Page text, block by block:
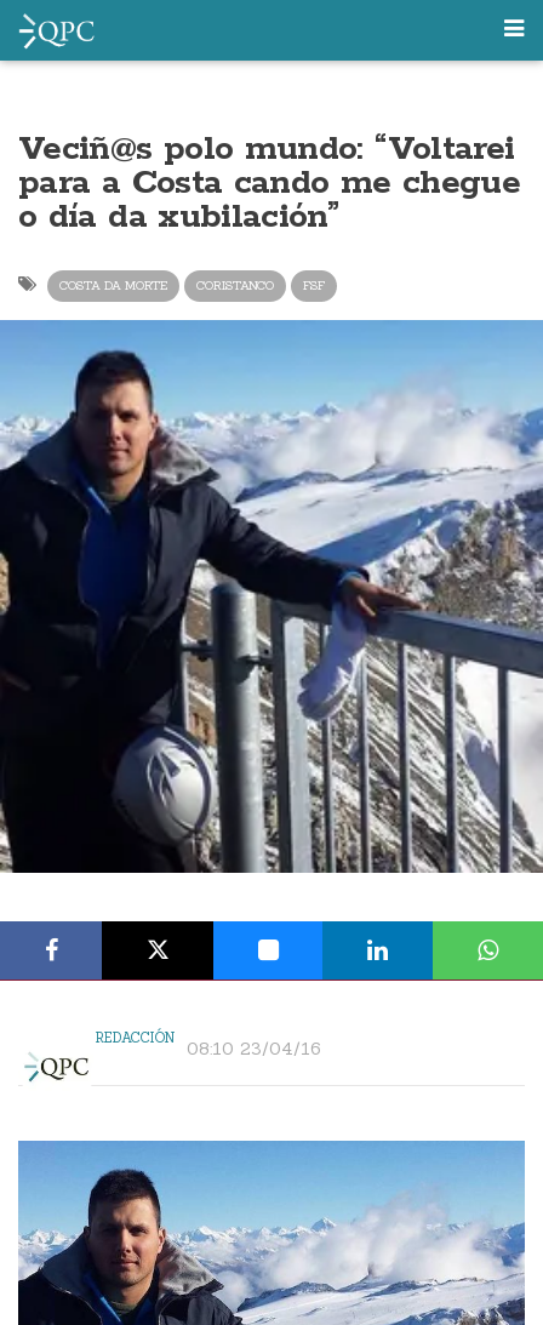
Veciñ@s polo mundo: “Voltarei
para a Costa cando me chegue
o día da xubilación”
COSTA DA MORTE CORISTANCO FSF
REDACCIÓN 08:10 23/04/16